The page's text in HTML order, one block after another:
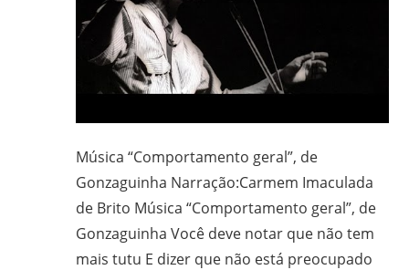
Música “Comportamento geral”, de
Gonzaguinha Narração:Carmem Imaculada
de Brito Música “Comportamento geral”, de
Gonzaguinha Você deve notar que não tem
mais tutu E dizer que não está preocupado